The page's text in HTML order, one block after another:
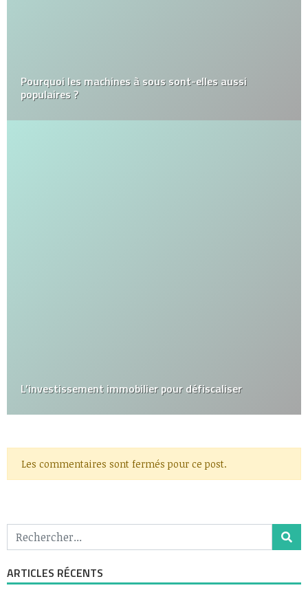
Pourquoi les machines à sous sont-elles aussi
populaires ?
L’investissement immobilier pour défiscaliser
Les commentaires sont fermés pour ce post.
ARTICLES RÉCENTS